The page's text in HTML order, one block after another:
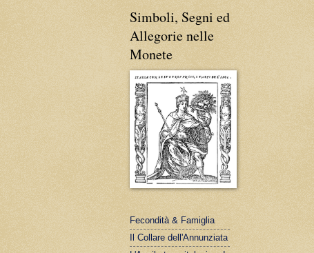
Simboli, Segni ed
Allegorie nelle
Monete
Fecondità & Famiglia
Il Collare dell'Annunziata